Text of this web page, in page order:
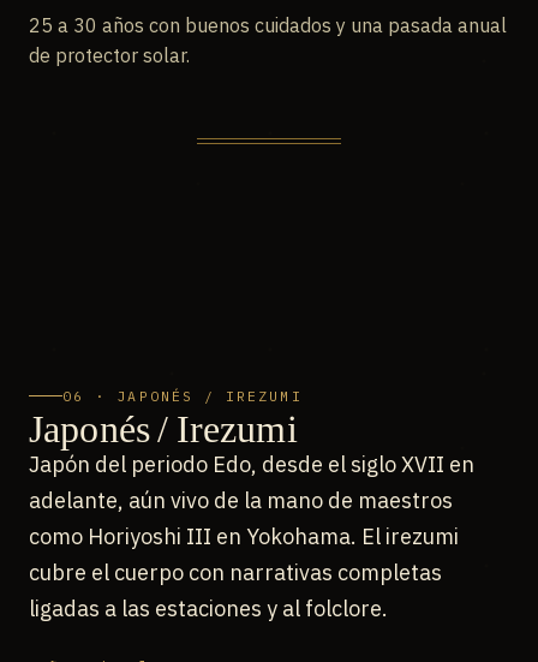
25 a 30 años con buenos cuidados y una pasada anual
de protector solar.
06 · JAPONÉS / IREZUMI
Japonés / Irezumi
Japón del periodo Edo, desde el siglo XVII en
adelante, aún vivo de la mano de maestros
como Horiyoshi III en Yokohama. El irezumi
cubre el cuerpo con narrativas completas
ligadas a las estaciones y al folclore.